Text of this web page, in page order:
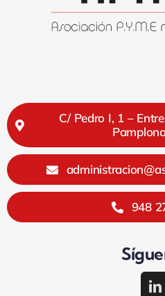
C/ Pedro I, 1 –
948